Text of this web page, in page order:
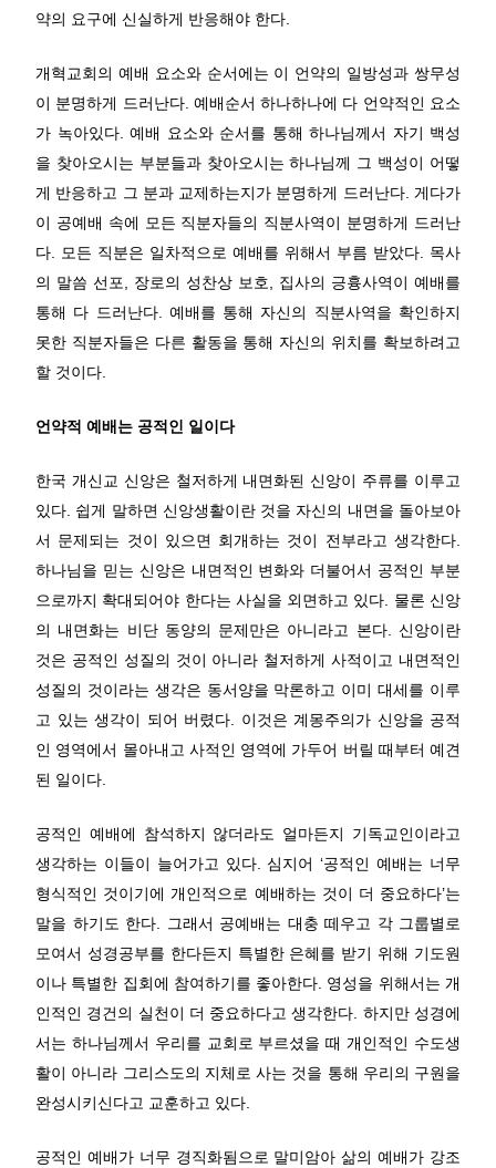
약의 요구에 신실하게 반응해야 한다.
개혁교회의 예배 요소와 순서에는 이 언약의 일방성과 쌍무성
이 분명하게 드러난다. 예배순서 하나하나에 다 언약적인 요소
가 녹아있다. 예배 요소와 순서를 통해 하나님께서 자기 백성
을 찾아오시는 부분들과 찾아오시는 하나님께 그 백성이 어떻
게 반응하고 그 분과 교제하는지가 분명하게 드러난다. 게다가
이 공예배 속에 모든 직분자들의 직분사역이 분명하게 드러난
다. 모든 직분은 일차적으로 예배를 위해서 부름 받았다. 목사
의 말씀 선포, 장로의 성찬상 보호, 집사의 긍흉사역이 예배를
통해 다 드러난다. 예배를 통해 자신의 직분사역을 확인하지
못한 직분자들은 다른 활동을 통해 자신의 위치를 확보하려고
할 것이다.
언약적 예배는 공적인 일이다
한국 개신교 신앙은 철저하게 내면화된 신앙이 주류를 이루고
있다. 쉽게 말하면 신앙생활이란 것을 자신의 내면을 돌아보아
서 문제되는 것이 있으면 회개하는 것이 전부라고 생각한다.
하나님을 믿는 신앙은 내면적인 변화와 더불어서 공적인 부분
으로까지 확대되어야 한다는 사실을 외면하고 있다. 물론 신앙
의 내면화는 비단 동양의 문제만은 아니라고 본다. 신앙이란
것은 공적인 성질의 것이 아니라 철저하게 사적이고 내면적인
성질의 것이라는 생각은 동서양을 막론하고 이미 대세를 이루
고 있는 생각이 되어 버렸다. 이것은 계몽주의가 신앙을 공적
인 영역에서 몰아내고 사적인 영역에 가두어 버릴 때부터 예견
된 일이다.
공적인 예배에 참석하지 않더라도 얼마든지 기독교인이라고
생각하는 이들이 늘어가고 있다. 심지어 ‘공적인 예배는 너무
형식적인 것이기에 개인적으로 예배하는 것이 더 중요하다’는
말을 하기도 한다. 그래서 공예배는 대충 떼우고 각 그룹별로
모여서 성경공부를 한다든지 특별한 은혜를 받기 위해 기도원
이나 특별한 집회에 참여하기를 좋아한다. 영성을 위해서는 개
인적인 경건의 실천이 더 중요하다고 생각한다. 하지만 성경에
서는 하나님께서 우리를 교회로 부르셨을 때 개인적인 수도생
활이 아니라 그리스도의 지체로 사는 것을 통해 우리의 구원을
완성시키신다고 교훈하고 있다.
공적인 예배가 너무 경직화됨으로 말미암아 삶의 예배가 강조